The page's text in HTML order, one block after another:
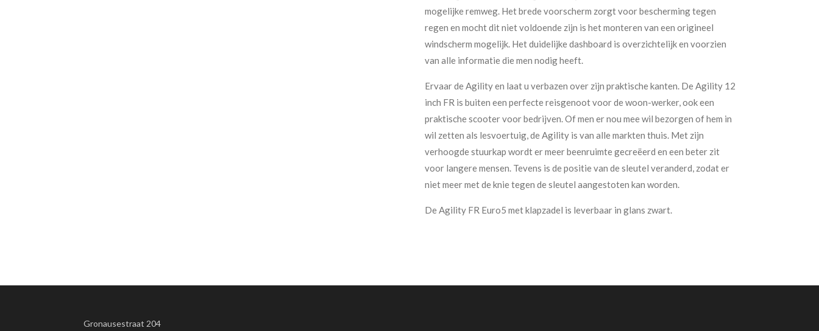
mogelijke remweg. Het brede voorscherm zorgt voor bescherming tegen
regen en mocht dit niet voldoende zijn is het monteren van een origineel
windscherm mogelijk. Het duidelijke dashboard is overzichtelijk en voorzien
van alle informatie die men nodig heeft.
Ervaar de Agility en laat u verbazen over zijn praktische kanten. De Agility 12
inch FR is buiten een perfecte reisgenoot voor de woon-werker, ook een
praktische scooter voor bedrijven. Of men er nou mee wil bezorgen of hem in
wil zetten als lesvoertuig, de Agility is van alle markten thuis. Met zijn
verhoogde stuurkap wordt er meer beenruimte gecreëerd en een beter zit
voor langere mensen. Tevens is de positie van de sleutel veranderd, zodat er
niet meer met de knie tegen de sleutel aangestoten kan worden.
De Agility FR Euro5 met klapzadel is leverbaar in glans zwart.
Gronausestraat 204